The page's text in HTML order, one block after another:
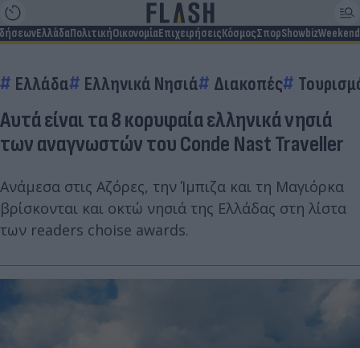
ΕλλάδαΠολιτικήΟικονομίαΕπιχειρήσειςΚόσμοςΣπορShowbizWeekend
Ελλάδα Ελληνικά Νησιά Διακοπές
Αυτά είναι τα 8 κορυφαία ελληνικά νησιά
των αναγνωστών του Conde Nast Traveller
Ανάμεσα στις Αζόρες, την Ίμπιζα και τη Μαγιόρκα
βρίσκονται και οκτώ νησιά της Ελλάδας στη λίστα
των readers choise awards.